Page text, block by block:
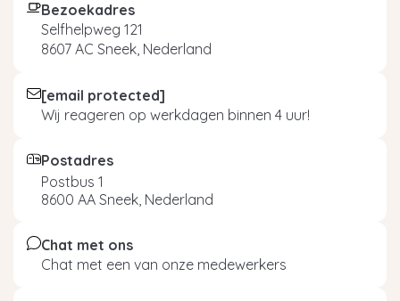
Bezoekadres
Selfhelpweg 121
8607 AC Sneek, Nederland
[email protected]
Wij reageren op werkdagen binnen 4 uur!
Postadres
Postbus 1
8600 AA Sneek, Nederland
Chat met ons
Chat met een van onze medewerkers